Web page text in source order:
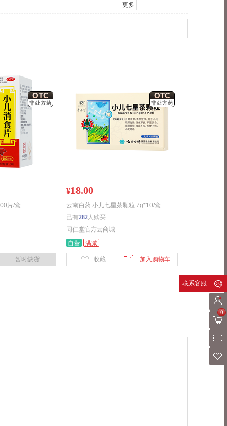
更多
OTC
非处方药
片/盒
暂时缺货
OTC
非处方药
¥18.00
云南白药 小儿七星茶颗粒 7g*10/盒
已有282人购买
同仁堂官方云商城
自营 满减
收藏 加入购物车
联系客服
0